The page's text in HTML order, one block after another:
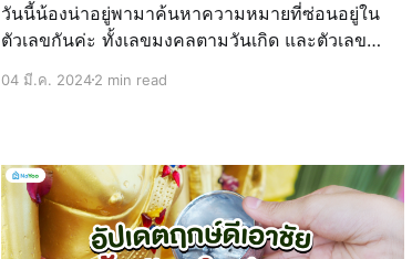
วันนี้น้องน่าอยู่พามาค้นหาความหมายที่ซ่อนอยู่ใน
ตัวเลขกันค่ะ ทั้งเลขมงคลตามวันเกิด และตัวเลข
นานแล้วเช่นเดียวกันกับความเชื่อเรื่องเสื้อสีมงคล
04 มี.ค. 20242 min read